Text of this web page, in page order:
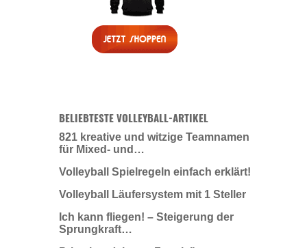
BELIEBTESTE VOLLEYBALL-ARTIKEL
821 kreative und witzige Teamnamen
für Mixed- und…
Volleyball Spielregeln einfach erklärt!
Volleyball Läufersystem mit 1 Steller
Ich kann fliegen! – Steigerung der
Sprungkraft…